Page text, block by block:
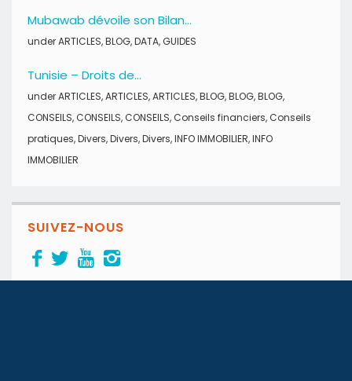
Mubawab dévoile son Bilan...
underARTICLES,BLOG,DATA,GUIDES
Tunisie – Droits de...
underARTICLES,ARTICLES,ARTICLES,BLOG,BLOG,BLOG,
CONSEILS,CONSEILS,CONSEILS,Conseils financiers,Conseils
pratiques,Divers,Divers,Divers,INFO IMMOBILIER,INFO
IMMOBILIER
SUIVEZ-NOUS